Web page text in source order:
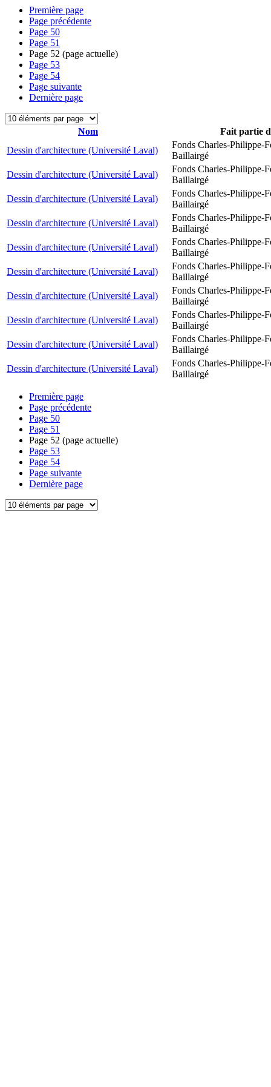
Première page
Page précédente
Page 50
Page 51
Page 52 (page actuelle)
Page 53
Page 54
Page suivante
Dernière page
Nom
Fait partie
Dessin d'architecture (Université Laval)
Fonds Charles-Philippe-
Baillairgé
Dessin d'architecture (Université Laval)
Fonds Charles-Philippe-
Baillairgé
Dessin d'architecture (Université Laval)
Fonds Charles-Philippe-
Baillairgé
Dessin d'architecture (Université Laval)
Fonds Charles-Philippe-
Baillairgé
Dessin d'architecture (Université Laval)
Fonds Charles-Philippe-
Baillairgé
Dessin d'architecture (Université Laval)
Fonds Charles-Philippe-
Baillairgé
Dessin d'architecture (Université Laval)
Fonds Charles-Philippe-
Baillairgé
Dessin d'architecture (Université Laval)
Fonds Charles-Philippe-
Baillairgé
Dessin d'architecture (Université Laval)
Fonds Charles-Philippe-
Baillairgé
Dessin d'architecture (Université Laval)
Fonds Charles-Philippe-
Baillairgé
Première page
Page précédente
Page 50
Page 51
Page 52 (page actuelle)
Page 53
Page 54
Page suivante
Dernière page